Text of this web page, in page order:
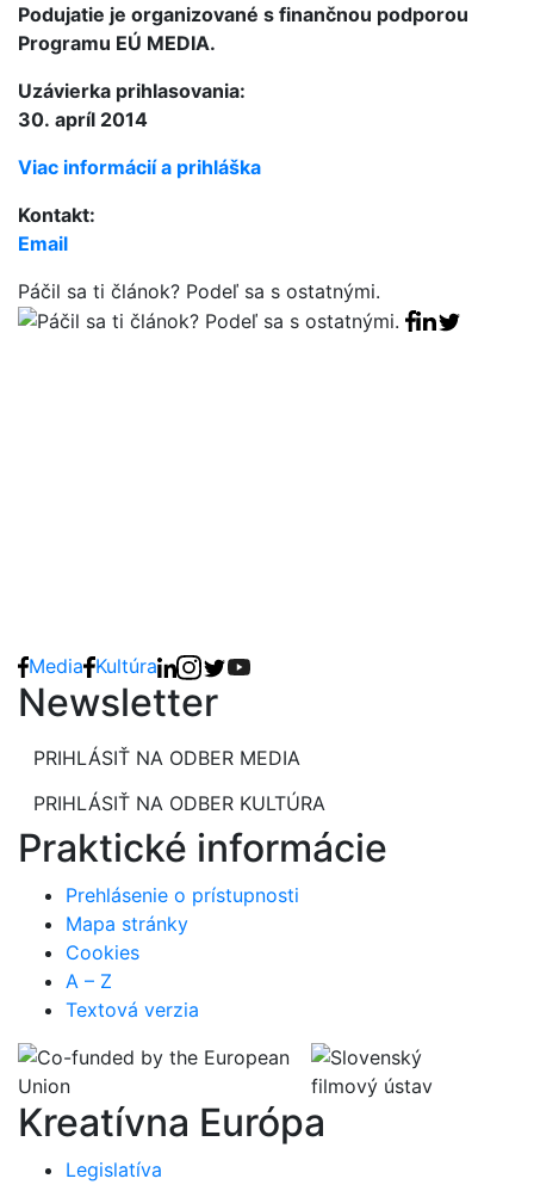
Podujatie je organizované s finančnou podporou
Programu EÚ MEDIA.
Uzávierka prihlasovania:
30. apríl 2014
Viac informácií a prihláška
Kontakt:
Email
Páčil sa ti článok? Podeľ sa s ostatnými.
Facebook
Linkedin
Tweet
Media Kultúra
Newsletter
PRIHLÁSIŤ NA ODBER MEDIA
PRIHLÁSIŤ NA ODBER KULTÚRA
Praktické informácie
Prehlásenie o prístupnosti
Mapa stránky
Cookies
A – Z
Textová verzia
Kreatívna Európa
Legislatíva